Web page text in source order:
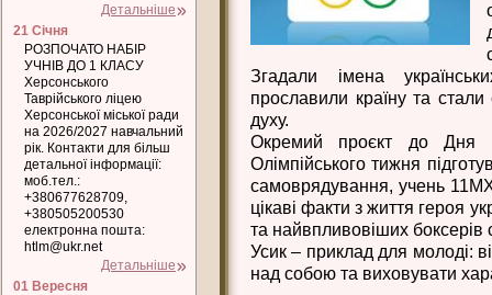
Згадали імена
прославили країну та
духу.
Окремий проєкт до Дня
Олімпійського тижня
самоврядування, учень
цікаві факти з життя героя
та найвпливовіших боксерів
Усик – приклад для молоді:
над собою та виховувати
Детальніше
21 Січня
РОЗПОЧАТО НАБІР
УЧНІВ ДО 1 КЛАСУ
Херсонського
Таврійського ліцею
Херсонської міської ради
на 2026/2027 навчальний
рік. Контакти для більш
детальної інформації:
моб.тел.:
+380677628709,
+380505200530
електронна пошта:
htlm@ukr.net
Детальніше
01 Вересня